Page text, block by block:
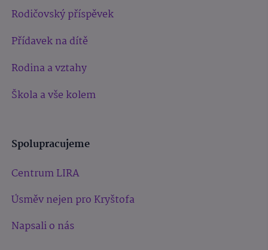
Rodičovský příspěvek
Přídavek na dítě
Rodina a vztahy
Škola a vše kolem
Spolupracujeme
Centrum LIRA
Úsměv nejen pro Kryštofa
Napsali o nás